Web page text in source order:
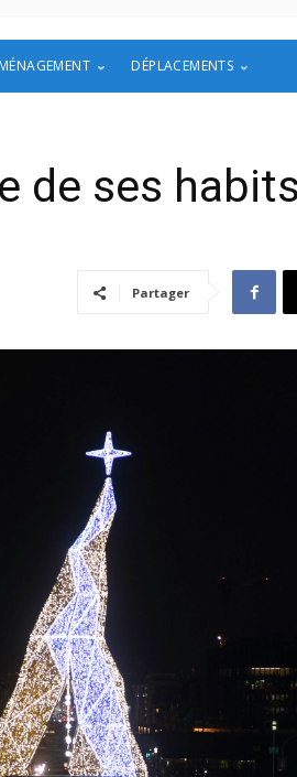
DÉPLACEMENTS
de ses
Partager